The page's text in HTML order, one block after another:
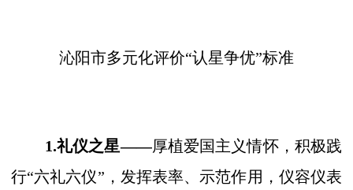
沁阳市多元化评价“认星争优”标准
1.礼仪之星——厚植爱国主义情怀，积极践
行“六礼六仪”，发挥表率、示范作用，仪容仪表